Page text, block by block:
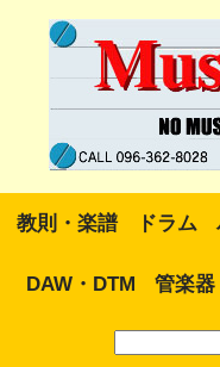
教則・楽譜 ドラム
DAW・DTM 管楽器